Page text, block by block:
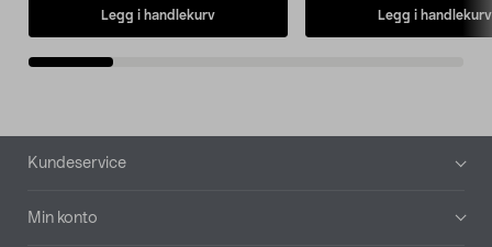
Legg i handlekurv Legg i handlekurv
Bunntekst
Kundeservice
Min konto